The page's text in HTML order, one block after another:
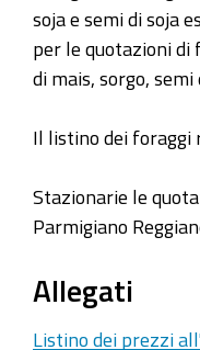
soja e semi di soja
per le quotazioni di
di mais, sorgo, semi
Il listino dei foraggi
Stazionarie le
Parmigiano
Allegati
Listino dei prezzi